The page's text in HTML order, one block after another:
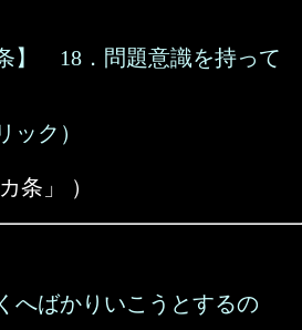
】 18．問題意識を持って
ック）
条」 ）
へばかりいこうとするの